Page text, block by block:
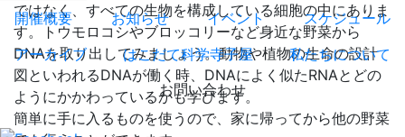
開催概要 お知らせ イベント
スケジュール
アーカイブ
はこだて科学寺子屋
私たちについて
お問い合わせ
ではなく、すべての生物を構成している細胞の中にありま
す。トウモロコシやブロッコリーなど身近な野菜から
DNAを取り出してみましょう。動物や植物の生命の設計
図といわれるDNAが働く時、DNAによく似たRNAとどの
ようにかかわっているかも学びます。
簡単に手に入るものを使うので、家に帰ってから他の野菜